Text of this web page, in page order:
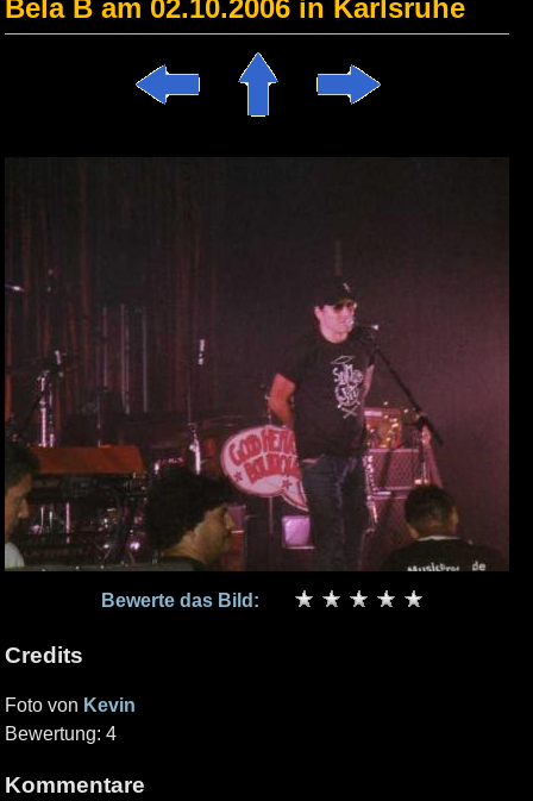
Bela B am 02.10.2006 in Karlsruhe
Bewerte das Bild:
Credits
Foto von Kevin
Bewertung: 4
Kommentare